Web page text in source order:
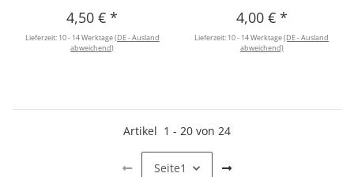
4,50 €*
Lieferzeit: 10 - 14 Werktage(DE - Ausland
abweichend)
4,00 € *
Lieferzeit: 10 - 14 Werktage(DE - Ausland
abweichend)
Artikel 1 - 20 von 24
Seite1